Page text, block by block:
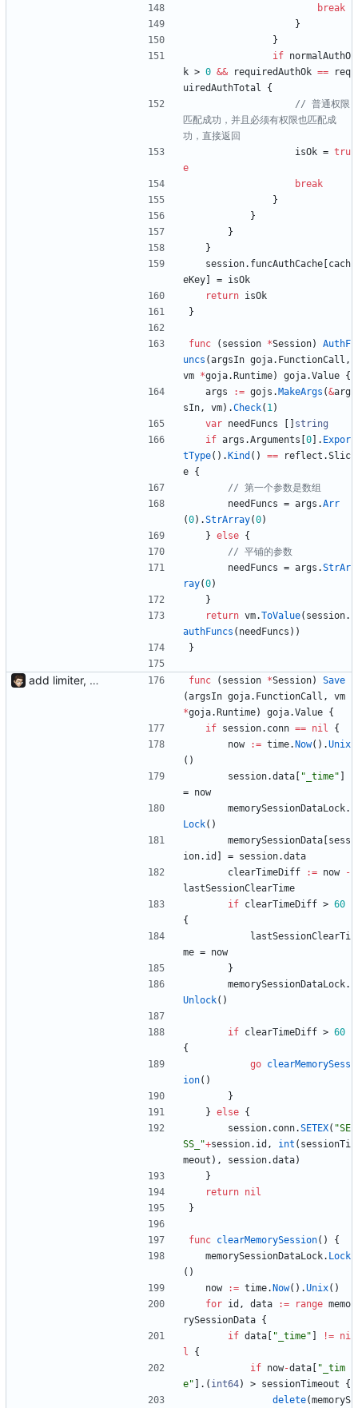
break
}
}
if normalAuthO
k > 0 && requiredAuthOk ==
req
uiredAuthTotal
{
// 普通权限
匹配成功，并且必须有权限也匹配成
功，直接返回
isOk = tru
e
break
}
}
}
}
session. funcAuthCache cach
eKey
= isOk
return isOk
}
func ( session *Session)
AuthF
uncs (argsIn goja. FunctionCall ,
vm *goja. Runtime) goja.Value {
args
:= gojs . MakeArgs (&arg
sIn, vm) .Check( 1)
var needFuncs
string
if args .Arguments 0 . Expor
tType( ) . Kind ( ) == reflect .Slic
e {
// 第一个参数是数组
needFuncs = args .Arr
(0) .StrArray(0)
} else {
// 平铺的参数
needFuncs = args .StrAr
ray(0)
}
return vm.ToValue( session.
authFuncs ( needFuncs ) )
}
add limiter, verify, session, websocket ... func ( session *Session)
Save
(argsIn goja. FunctionCall ,
vm
*goja. Runtime) goja.Value {
if session. conn == nil
{
now
:= time. Now( ) .Unix
( )
session.data "_time"
= now
memorySessionDataLock.
Lock( )
memorySessionData sess
ion. id = session.data
clearTimeDiff
:= now
-
lastSessionClearTime
if clearTimeDiff > 60
{
lastSessionClearTi
me = now
}
memorySessionDataLock.
Unlock( )
if clearTimeDiff > 60
{
go clearMemorySess
ion( )
}
} else {
session. conn.SETEX( "SE
SS_"+session. id , int ( sessionTi
meout ) , session.data)
}
return nil
}
func clearMemorySession( )
{
memorySessionDataLock. Lock
( )
now
:= time. Now( ) .Unix( )
for id , data := range memo
rySessionData {
if data "_time" != ni
l
{
if now-data
"_tim
e"
. ( int64) > sessionTimeout
{
delete(memoryS